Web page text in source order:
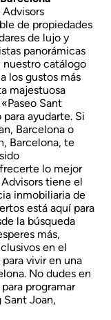
Advisors
de propiedades
de lujo y
panorámicas
nuestro catálogo
los gustos más
majestuosa
Sant
ayudarte. Si
Barcelona o
Barcelona, te
lo mejor
tiene el
inmobiliaria de
está aquí para
la búsqueda
más,
en el
vivir en una
No dudes en
programar
Sant Joan,